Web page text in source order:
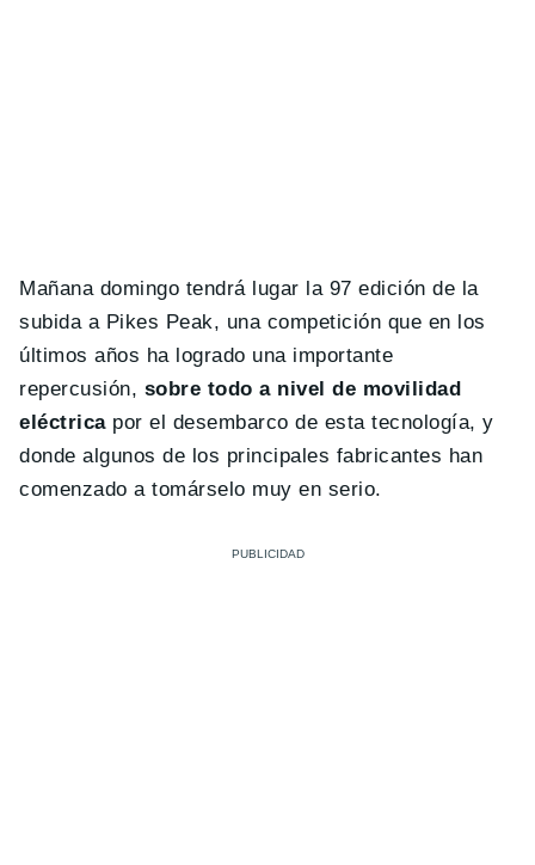
Mañana domingo tendrá lugar la 97 edición de la
subida a Pikes Peak, una competición que en los
últimos años ha logrado una importante
repercusión, sobre todo a nivel de movilidad
eléctricapor el desembarco de esta tecnología, y
donde algunos de los principales fabricantes han
comenzado a tomárselo muy en serio.